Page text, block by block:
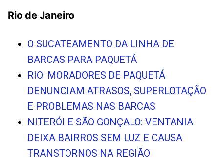
Rio de Janeiro
O SUCATEAMENTO DA LINHA DE
BARCAS PARA PAQUETÁ
RIO: MORADORES DE PAQUETÁ
DENUNCIAM ATRASOS, SUPERLOTAÇÃO
E PROBLEMAS NAS BARCAS
NITERÓI E SÃO GONÇALO: VENTANIA
DEIXA BAIRROS SEM LUZ E CAUSA
TRANSTORNOS NA REGIÃO